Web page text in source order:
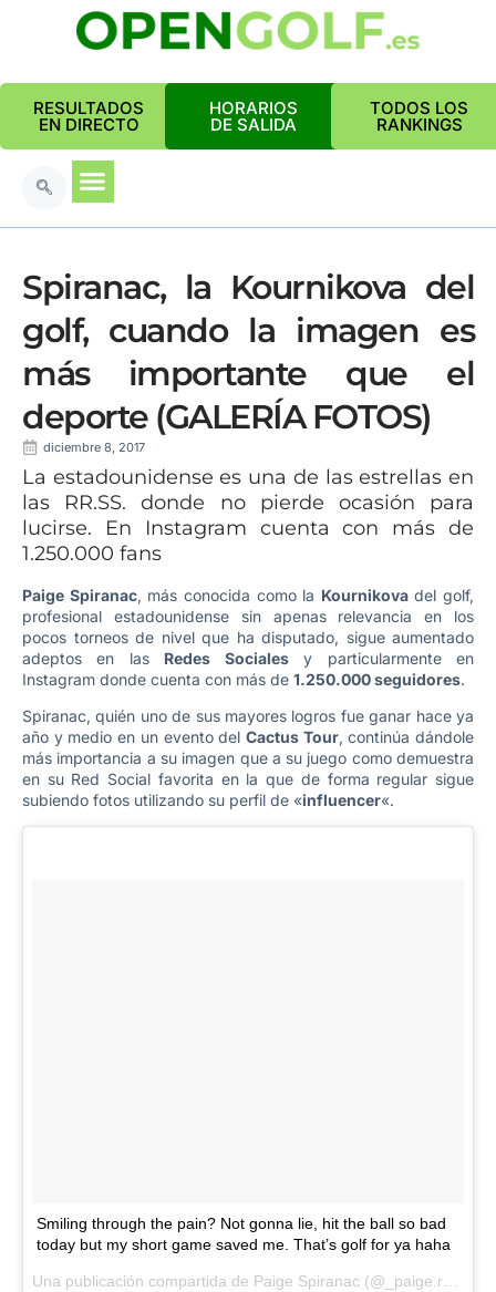
RESULTADOS
EN DIRECTO
HORARIOS
DE SALIDA
TODOS LOS
RANKINGS
Spiranac, la Kournikova del
golf, cuando la imagen es
más importante que el
deporte (GALERÍA FOTOS)
diciembre 8, 2017
La estadounidense es una de las estrellas en
las RR.SS. donde no pierde ocasión para
lucirse. En Instagram cuenta con más de
1.250.000 fans
Paige Spiranac, más conocida como la Kournikovadel golf,
profesional estadounidense sin apenas relevancia en los
pocos torneos de nivel que ha disputado, sigue aumentado
adeptos en las Redes Socialesy particularmente en
Instagram donde cuenta con más de 1.250.000 seguidores.
Spiranac, quién uno de sus mayores logros fue ganar hace ya
año y medio en un evento del Cactus Tour, continúa dándole
más importancia a su imagen que a su juego como demuestra
en su Red Social favorita en la que de forma regular sigue
subiendo fotos utilizando su perfil de «influencer«.
Smiling through the pain? Not gonna lie, hit the ball so bad
today but my short game saved me. That’s golf for ya haha
Una publicación compartida de Paige Spiranac (@_paige.renee) el